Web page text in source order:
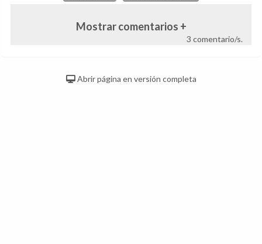
Mostrar comentarios +
3 comentario/s.
Abrir página en versión completa